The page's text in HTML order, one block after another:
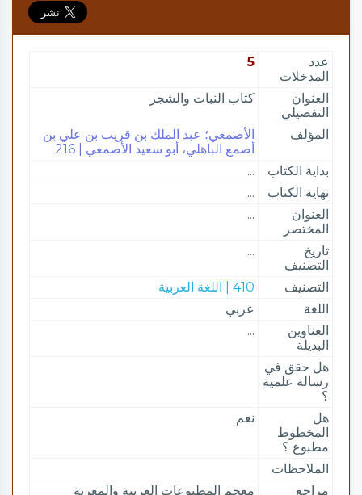
عدد
المدخلات
5
العنوان
التفصيلي
كتاب النبات والشجر
المؤلف
الأصمعي؛ عبد الملك بن قريب بن علي بن
أصمع الباهلي، أبو سعيد الأصمعي | 216
بداية الكتاب
...
نهاية الكتاب
...
العنوان
المختصر
...
تاريخ
التصنيف
...
التصنيف
410 | اللغة العربية
اللغة
عربي
العناوين
البديلة
...
هل حقق في
رسالة علمية
؟
هل
المخطوط
مطبوع ؟
نعم
الملاحظات
مراجع
معجم المطبوعات العربية والمعربة